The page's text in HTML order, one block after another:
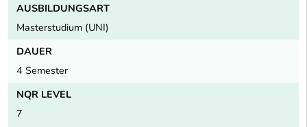
AUSBILDUNGSART
Masterstudium (UNI)
DAUER
4 Semester
NQR LEVEL
7